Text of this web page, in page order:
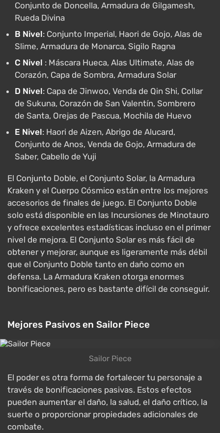
Conjunto de Doncella, Armadura de Gilgamesh,
Rueda Divina
B Nivel: Conjunto Imperial, Haori de Gojo, Alas de
Slime, Armadura de Monarca, Sigilo Ragna
C Nivel : Máscara Hueca, Alas Ultimate, Alas de
Corazón, Capa de Sombra, Armadura Solar
D Nivel: Capa de Jinwoo, Venda de Qin Shi, Collar
de Sukuna, Corazón de San Valentín, Sombrero
de Santa, Orejas de Pascua, Mochila de Huevo
E Nivel: Haori de Aizen, Abrigo de Alucard,
Conjunto de Anos, Venda de Gojo, Armadura de
Saber, Cabello de Yuji
El Conjunto Doble, el Conjunto Solar, la Armadura
Kraken y el Cuerpo Cósmico están entre los mejores
accesorios de finales de juego. El Conjunto Doble
solo está disponible en las Incursiones de Minotauro
y ofrece excelentes estadísticas incluso en el primer
nivel de mejora. El Conjunto Solar es más fácil de
obtener y mejorar, aunque es ligeramente más débil
que el Conjunto Doble tanto en daño como en
defensa. La Armadura Kraken otorga enormes
bonificaciones, pero es bastante difícil de conseguir.
Mejores Pasivos en Sailor Piece
Sailor Piece
El poder es otra forma de fortalecer tu personaje a
través de bonificaciones pasivas. Estos efectos
pueden aumentar el daño, la salud, el daño crítico, la
suerte o proporcionar propiedades adicionales de
combate.